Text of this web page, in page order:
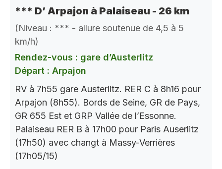
*** D’ Arpajon à Palaiseau - 26 km
(Niveau : *** - allure soutenue de 4,5 à 5
km/h)
Rendez-vous : gare d’Austerlitz
Départ : Arpajon
RV à 7h55 gare Austerlitz. RER C à 8h16 pour
Arpajon (8h55). Bords de Seine, GR de Pays,
GR 655 Est et GRP Vallée de l’Essonne.
Palaiseau RER B à 17h00 pour Paris Auserlitz
(17h50) avec changt à Massy-Verrières
(17h05/15)